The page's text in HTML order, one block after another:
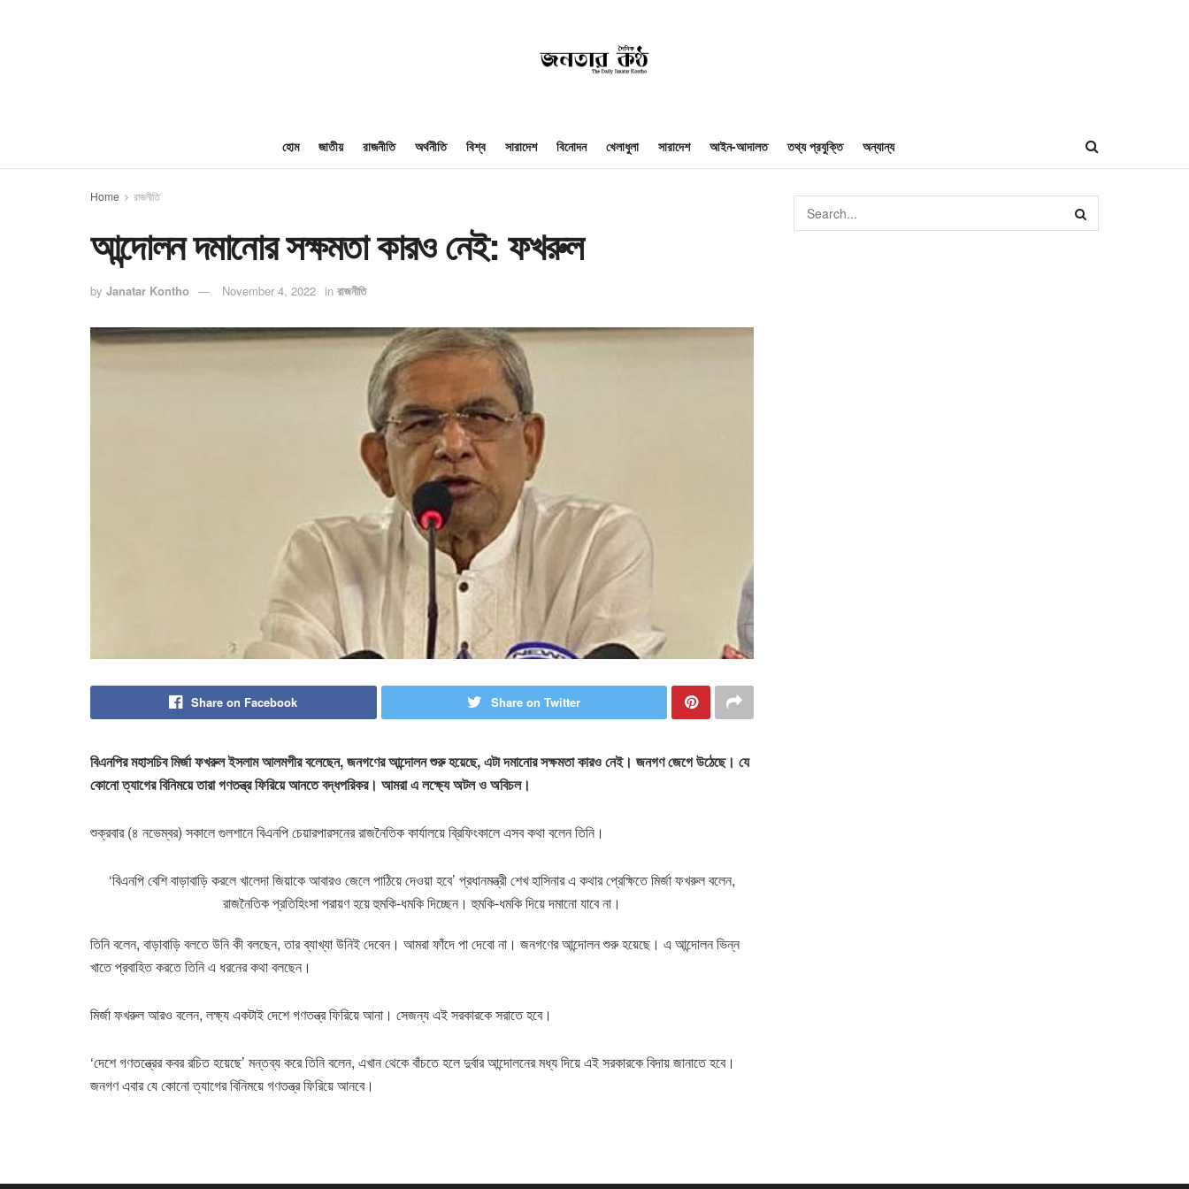
হোম জাতীয় রাজনীতি অর্থনীতি বিশ্ব সারাদেশ বিনোদন খেলাধুলা সারাদেশ আইন-আদালত তথ্য প্রযুক্তি অন্যান্য
Home রাজনীতি
আন্দোলন দমানোর সক্ষমতা কারও নেই: ফখরুল
by Janatar Kontho November 4, 2022 in রাজনীতি
Share on Facebook Share on Twitter
বিএনপির মহাসচিব মির্জা ফখরুল ইসলাম আলমগীর বলেছেন, জনগণের আন্দোলন শুরু হয়েছে, এটা দমানোর সক্ষমতা কারও নেই। জনগণ জেগে উঠেছে। যে
কোনো ত্যাগের বিনিময়ে তারা গণতন্ত্র ফিরিয়ে আনতে বদ্ধপরিকর। আমরা এ লক্ষ্যে অটল ও অবিচল।
শুক্রবার (৪ নভেম্বর) সকালে গুলশানে বিএনপি চেয়ারপারসনের রাজনৈতিক কার্যালয়ে ব্রিফিংকালে এসব কথা বলেন তিনি।
‘বিএনপি বেশি বাড়াবাড়ি করলে খালেদা জিয়াকে আবারও জেলে পাঠিয়ে দেওয়া হবে’ প্রধানমন্ত্রী শেখ হাসিনার এ কথার প্রেক্ষিতে মির্জা ফখরুল বলেন,
রাজনৈতিক প্রতিহিংসা পরায়ণ হয়ে হুমকি-ধমকি দিচ্ছেন। হুমকি-ধমকি দিয়ে দমানো যাবে না।
তিনি বলেন, বাড়াবাড়ি বলতে উনি কী বলছেন, তার ব্যাখ্যা উনিই দেবেন। আমরা ফাঁদে পা দেবো না। জনগণের আন্দোলন শুরু হয়েছে। এ আন্দোলন ভিন্ন
খাতে প্রবাহিত করতে তিনি এ ধরনের কথা বলছেন।
মির্জা ফখরুল আরও বলেন, লক্ষ্য একটাই দেশে গণতন্ত্র ফিরিয়ে আনা। সেজন্য এই সরকারকে সরাতে হবে।
‘দেশে গণতন্ত্রের কবর রচিত হয়েছে’ মন্তব্য করে তিনি বলেন, এখান থেকে বাঁচতে হলে দুর্বার আন্দোলনের মধ্য দিয়ে এই সরকারকে বিদায় জানাতে হবে।
জনগণ এবার যে কোনো ত্যাগের বিনিময়ে গণতন্ত্র ফিরিয়ে আনবে।